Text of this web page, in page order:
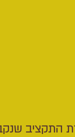
התקציב